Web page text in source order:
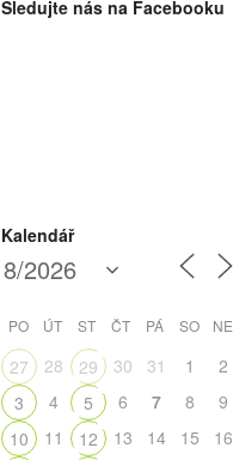
Sledujte nás na Facebooku
Kalendář
PO ÚT ST ČT PÁ SO NE
27 28 29 30 31 1
2
3
4 5 6 7 8
9
10
11 12 13 14 15
16